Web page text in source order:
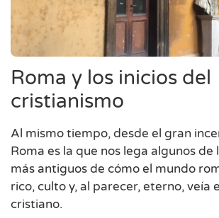
Roma y los inicios del
cristianismo
Al mismo tiempo, desde el gran
Roma es la que nos lega algunos
más antiguos de cómo el mundo
rico, culto y, al parecer, eterno, veía
cristiano.